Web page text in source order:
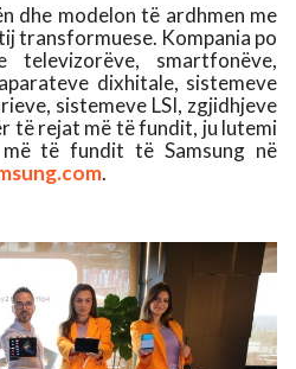
dhe modelon të ardhmen me
transformuese. Kompania po
televizorëve, smartfonëve,
dixhitale, sistemeve
sistemeve LSI, zgjidhjeve
të rejat më të fundit, ju lutemi
të fundit të Samsung në
.